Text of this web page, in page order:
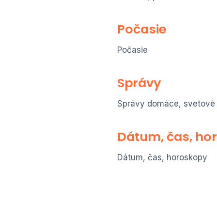
Počasie
Počasie
Správy
Správy domáce, svetové
Dátum, čas,
Dátum, čas, horoskopy